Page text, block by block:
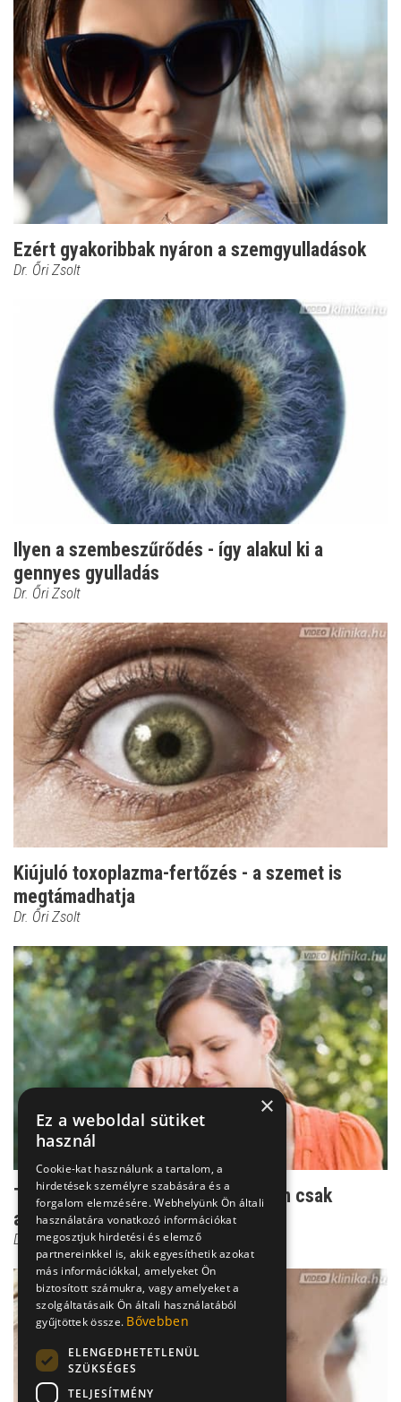
Ezért gyakoribbak nyáron a szemgyulladások
Dr. Őri Zsolt
Ilyen a szembeszűrődés - így alakul ki a
gennyes gyulladás
Dr. Őri Zsolt
Kiújuló toxoplazma-fertőzés - a szemet is
megtámadhatja
Dr. Őri Zsolt
Tévhit: Folyamatos szemégést nem csak
allergia okozhat!
Dr. Kusnyerik Ákos
×
Ez a weboldal sütiket
használ
Cookie-kat használunk a tartalom, a
hirdetések személyre szabására és a
forgalom elemzésére. Webhelyünk Ön általi
használatára vonatkozó információkat
megosztjuk hirdetési és elemző
partnereinkkel is, akik egyesíthetik azokat
más információkkal, amelyeket Ön
biztosított számukra, vagy amelyeket a
szolgáltatásaik Ön általi használatából
gyűjtöttek össze. Bővebben
ELENGEDHETETLENÜL
SZÜKSÉGES
TELJESÍTMÉNY